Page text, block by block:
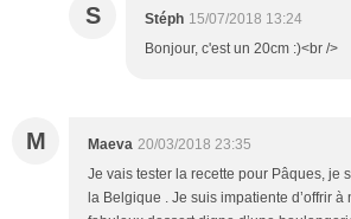
S Stéph 15/07/2018 13:24
Bonjour, c'est un 20cm :)<br />
M Maeva 20/03/2018 23:35
Je vais tester la recette pour Pâques, je
la Belgique . Je suis impatiente d’offrir à